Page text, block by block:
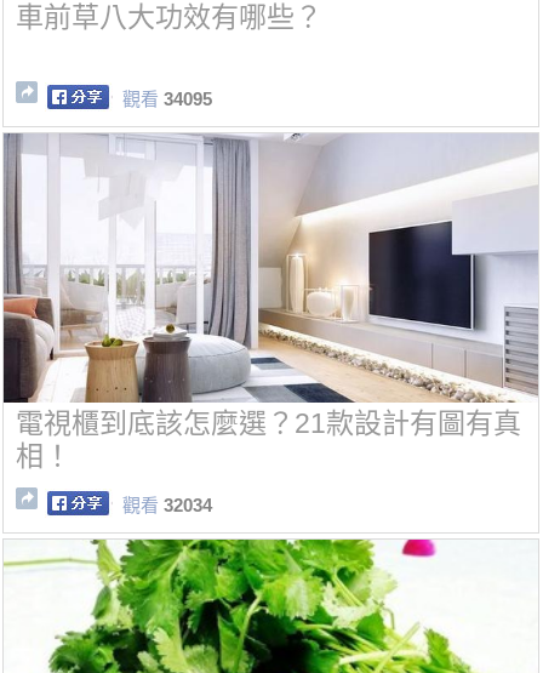
車前草八大功效有哪些？
觀看 34095
電視櫃到底該怎麼選？21款設計有圖有真
相！
觀看 32034